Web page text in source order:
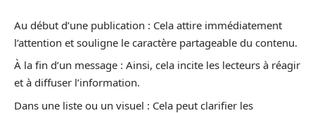
Au début d’une publication : Cela attire immédiatement
l’attention et souligne le caractère partageable du contenu.
À la fin d’un message : Ainsi, cela incite les lecteurs à réagir
et à diffuser l’information.
Dans une liste ou un visuel : Cela peut clarifier les